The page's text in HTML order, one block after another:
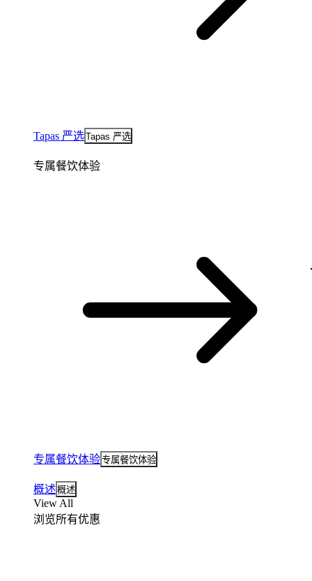
Tapas 严选Tapas 严选
专属餐饮体验
专属餐饮体验专属餐饮体验
概述 概述
View All
浏览所有优惠